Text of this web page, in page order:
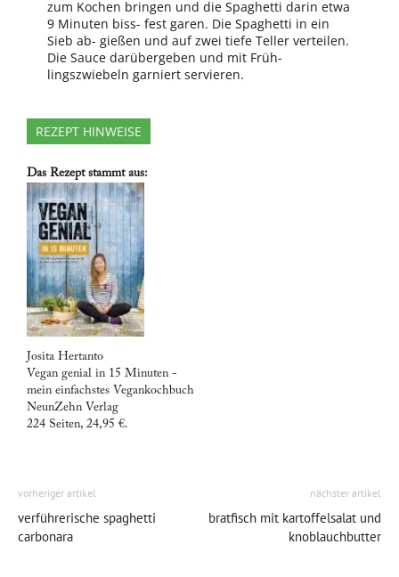
zum Kochen bringen und die Spaghetti darin etwa
9 Minuten biss- fest garen. Die Spaghetti in ein
Sieb ab- gießen und auf zwei tiefe Teller verteilen.
Die Sauce darübergeben und mit Früh-
lingszwiebeln garniert servieren.
REZEPT HINWEISE
Das Rezept stammt aus:
Josita Hertanto
Vegan genial in 15 Minuten -
mein einfachstes Vegankochbuch
NeunZehn Verlag
224 Seiten, 24,95 €.
vorheriger artikel
verführerische spaghetti
carbonara
nächster artikel
bratfisch mit kartoffelsalat und
knoblauchbutter